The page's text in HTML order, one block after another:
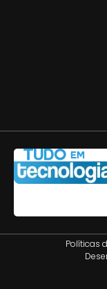
Políticas